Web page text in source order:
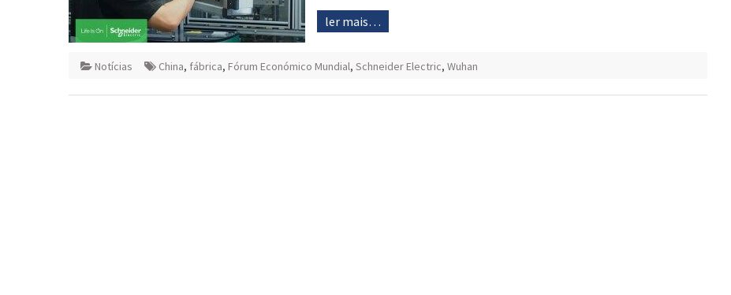
ler mais…
Notícias China, fábrica, Fórum Económico Mundial, Schneider Electric, Wuhan